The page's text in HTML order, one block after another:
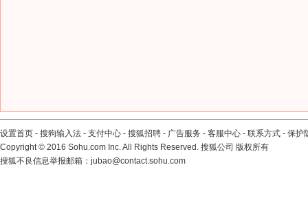
设置首页 - 搜狗输入法 - 支付中心 - 搜狐招聘 - 广告服务 - 客服中心 - 联系方式 - 保护
Copyright© 2016 Sohu.com Inc. All Rights Reserved. 搜狐公司 版权所有
搜狐不良信息举报邮箱： jubao@contact.sohu.com